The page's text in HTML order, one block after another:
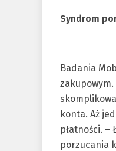
Syndrom
Badania
konta. Aż
płatności. –
porzucania